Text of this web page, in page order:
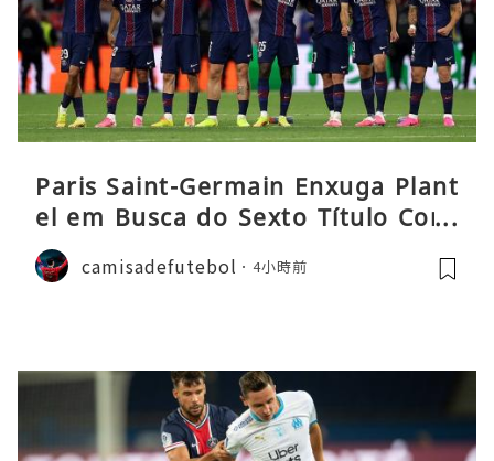
Paris Saint-Germain Enxuga Plant
el em Busca do Sexto Título Cons
ecutivo da Liga
camisadefutebol 4小時前